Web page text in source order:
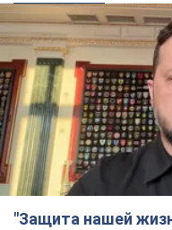
"Защита нашей